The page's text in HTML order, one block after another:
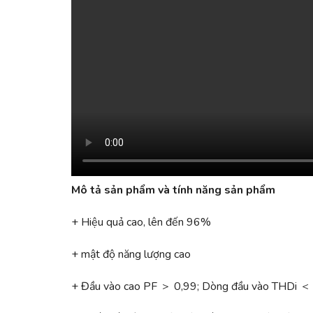
Mô tả sản phẩm và tính năng sản phẩm
+ Hiệu quả cao, lên đến 96%
+ mật độ năng lượng cao
+ Đầu vào cao PF ＞ 0,99; Dòng đầu vào THDi